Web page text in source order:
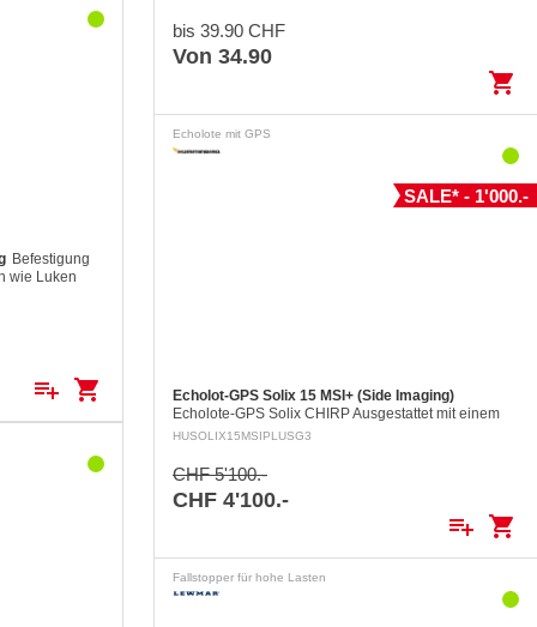
Befestigung
wie Luken
playlist_add shopping_cart
bis 39.90 CHF
Von 34.90
shopping_cart
Echolote mit GPS
SALE* - 1'000.-
Echolot-GPS Solix 15 MSI+ (Side Imaging)
Echolote-GPS Solix CHIRP Ausgestattet mit einem
fast Dual Core CPU Zusätzlich zu den Funktionen
HUSOLIX15MSIPLUSG3
CHF 5'100.-
CHF 4'100.-
playlist_add shopping_cart
Fallstopper für hohe Lasten